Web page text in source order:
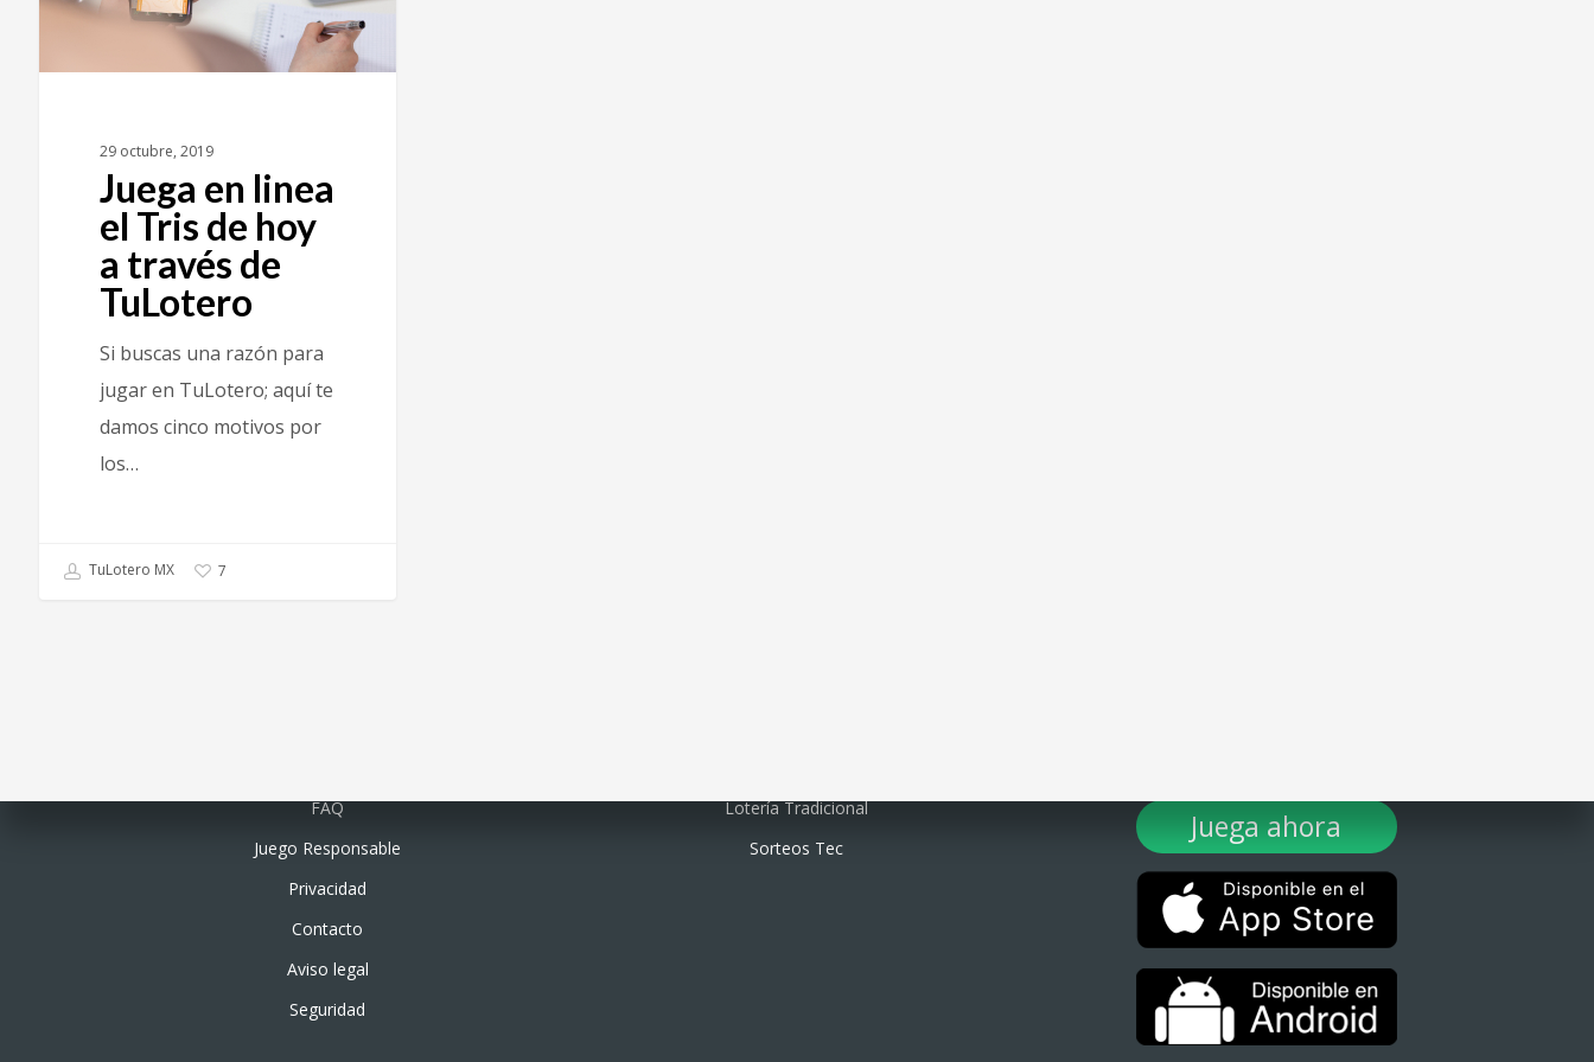
29 octubre, 2019
Juega en linea
el Tris de hoy
a través de
TuLotero
Si buscas una razón para
jugar en TuLotero; aquí te
damos cinco motivos por
los…
TuLotero MX 7
FAQ
Juego Responsable
Privacidad
Contacto
Aviso legal
Seguridad
Lotería Tradicional
Sorteos Tec
Juega ahora